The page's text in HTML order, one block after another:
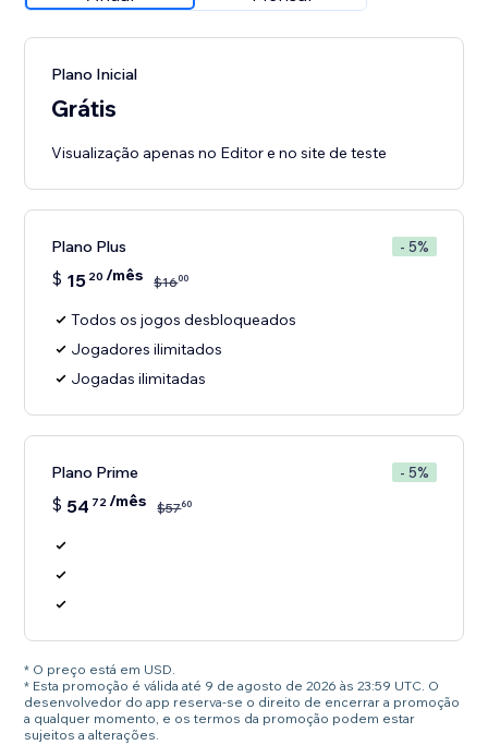
Plano Inicial
Grátis
Visualização apenas no Editor e no site de teste
Plano Plus - 5%
$ 15 20 /mês $1600
Todos os jogos desbloqueados
Jogadores ilimitados
Jogadas ilimitadas
Plano Prime - 5%
$ 54 72/mês $5760
* O preço está em USD.
* Esta promoção é válida até 9 de agosto de 2026 às 23:59 UTC. O
desenvolvedor do app reserva-se o direito de encerrar a promoção
a qualquer momento, e os termos da promoção podem estar
sujeitos a alterações.